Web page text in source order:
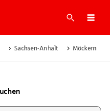
Suche
Sachsen-Anhalt Möckern